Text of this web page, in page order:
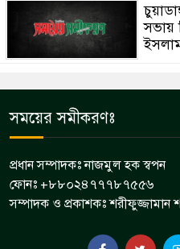
সভায়
সময়ের সমীকরণঃ
প্রধান সম্পাদকঃ নাজমুল হক স্বপন
ফোনঃ +৮৮০২৪৭৭৭৮৭৫৫৬
সম্পাদক ও প্রকাশকঃ শরীফুজ্জামান